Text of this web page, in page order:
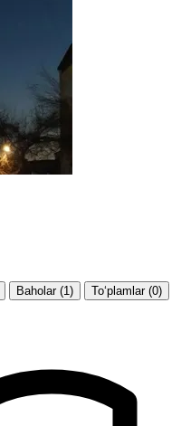
Baholar (1) To‘plamlar (0)